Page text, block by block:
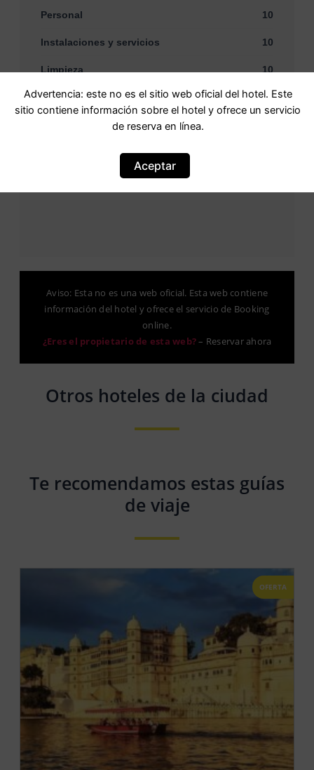
Personal 10
Instalaciones y servicios 10
Limpieza 10
Confort 10
Relación calidad-precio
Aviso: Esta no es una web oficial. Esta web contiene
información del hotel y ofrece el servicio de Booking
online.
¿Eres el propietario de esta web?– Reservar ahora
Otros hoteles de la ciudad
Te recomendamos estas guías
de viaje
OFERTA
Advertencia: este no es el sitio web oficial del hotel. Este
sitio contiene información sobre el hotel y ofrece un servicio
de reserva en línea.
Aceptar